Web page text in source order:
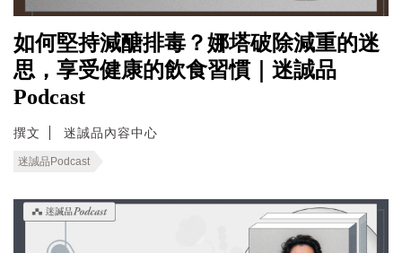
如何堅持減醣排毒？娜塔破除減重的迷
思，享受健康的飲食習慣｜迷誠品
Podcast
撰文 迷誠品內容中心
迷誠品Podcast